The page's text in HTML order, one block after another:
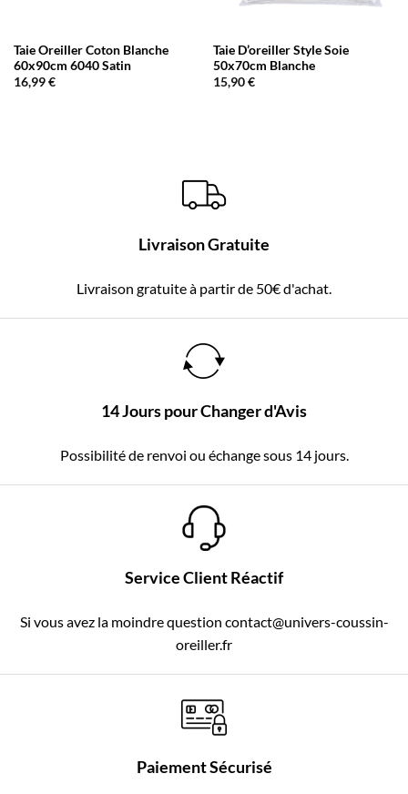
Taie Oreiller Coton Blanche
60x90cm 6040 Satin
16,99€
Taie D’oreiller Style Soie
50x70cm Blanche
15,90€
Livraison Gratuite
Livraison gratuite à partir de 50€ d'achat.
14 Jours pour Changer d'Avis
Possibilité de renvoi ou échange sous 14 jours.
Service Client Réactif
Si vous avez la moindre question contact@univers-coussin-
oreiller.fr
Paiement Sécurisé